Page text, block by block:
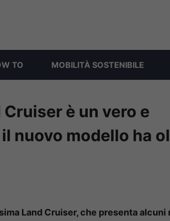
TO MOBILITÀ SOSTENIBILE
è un vero e
nuovo modello ha
Land Cruiser, che presenta